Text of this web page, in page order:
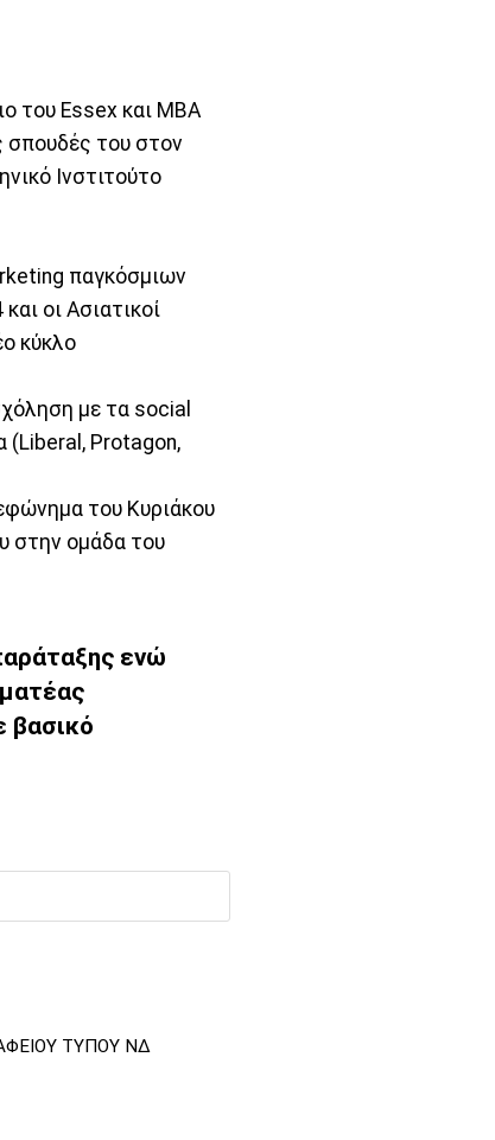
του Essex και MBA
σπουδές του στον
Ινστιτούτο
παγκόσμιων
οι Ασιατικοί
κύκλο
με τα social
(Liberal, Protagon,
του Κυριάκου
στην ομάδα του
ενώ
βασικό
ΤΥΠΟΥ ΝΔ